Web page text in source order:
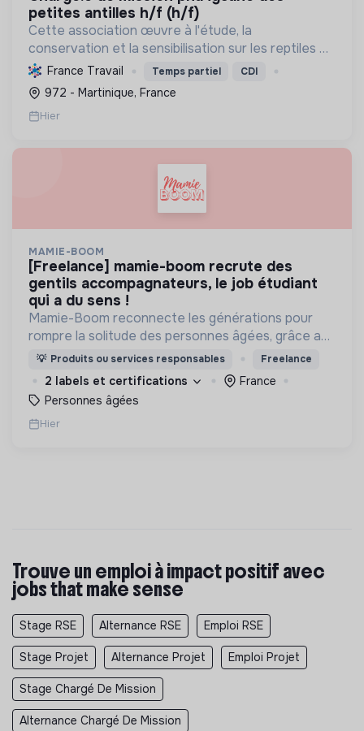
petites antilles h/f (h/f)
Cette association œuvre à l'étude, la
conservation et la sensibilisation sur les reptiles et
amphibiens. Elle protège ces espèces et leurs
habitats, améliore les connaissances scientifiques
et promeut...
France Travail Temps partiel CDI
972 - Martinique, France
Hier
MAMIE-BOOM
[freelance] mamie-boom recrute des
gentils accompagnateurs, le job étudiant
qui a du sens !
Mamie-Boom reconnecte les générations pour
rompre la solitude des personnes âgées, grâce aux
visites d'étudiants chaque semaine.
💡 Produits ou services responsables Freelance
2 labels et certifications
France
Personnes âgées
Hier
Trouve un emploi à impact positif avec
jobs that make sense
Stage RSE Alternance RSE Emploi RSE
Stage Projet Alternance Projet Emploi Projet
Stage Chargé De Mission
Alternance Chargé De Mission